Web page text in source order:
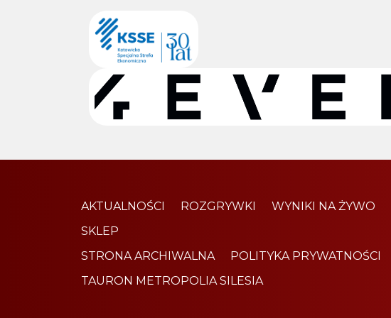
AKTUALNOŚCI ROZGRYWKI WYNIKI NA ŻYWO
SKLEP
STRONA ARCHIWALNA
POLITYKA PRYWATNOŚCI
TAURON METROPOLIA SILESIA